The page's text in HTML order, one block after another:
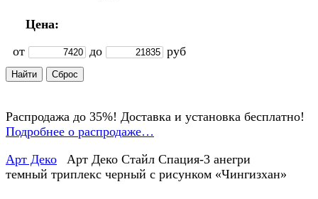
Цена:
от
до руб
Распродажа до 35%! Доставка и установка бесплатно!
Подробнее о распродаже…
Арт Деко
Арт Деко Стайл Спация-3 анегри
темный триплекс черный с рисунком «Чингизхан»